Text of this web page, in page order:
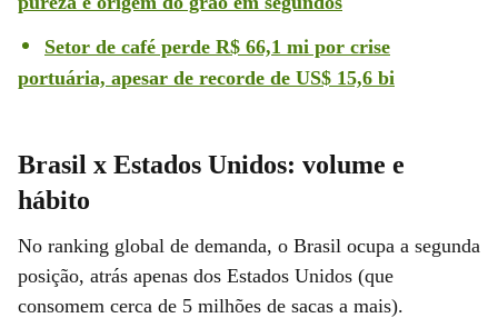
Setor de café perde R$ 66,1 mi por crise
portuária, apesar de recorde de US$ 15,6 bi
Brasil x Estados Unidos: volume e
hábito
No ranking global de demanda, o Brasil ocupa a segunda
posição, atrás apenas dos Estados Unidos (que
consomem cerca de 5 milhões de sacas a mais).